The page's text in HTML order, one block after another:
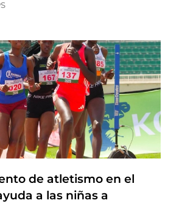
de atletismo en el
a las niñas a